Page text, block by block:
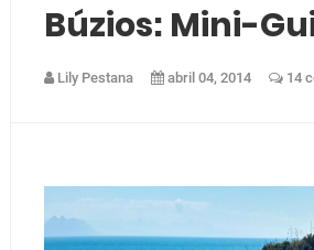
Búzios: Mini-
Lily Pestana abril 04, 2014 14